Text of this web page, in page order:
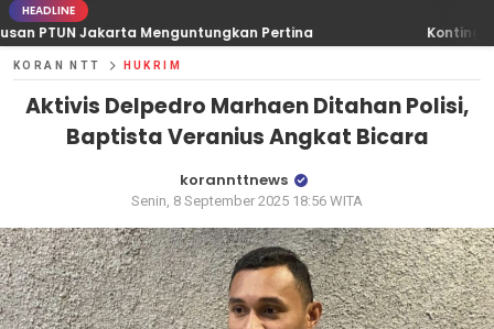
HEADLINE
Menguntungkan Pertina Kontingen Pramuka
KORAN NTT HUKRIM
Aktivis Delpedro Marhaen Ditahan Polisi,
Baptista Veranius Angkat Bicara
korannttnews
Senin, 8 September 2025 18:56 WITA